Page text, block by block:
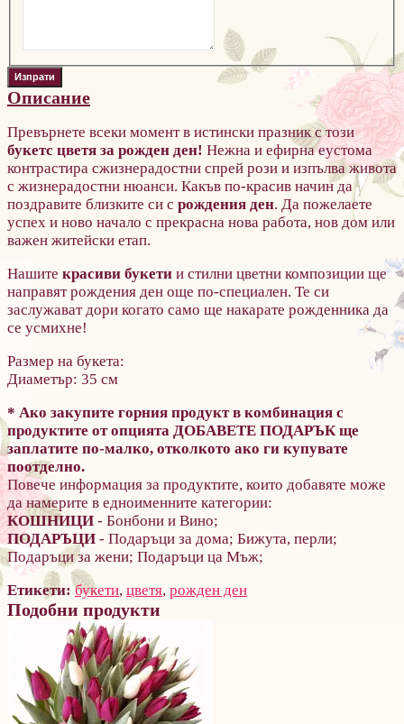
Описание
Превърнете всеки момент в истински празник с този
букетс цветя за рожден ден! Нежна и ефирна еустома
контрастира сжизнерадостни спрей рози и изпълва живота
с жизнерадостни нюанси. Какъв по-красив начин да
поздравите близките си с рождения ден. Да пожелаете
успех и ново начало с прекрасна нова работа, нов дом или
важен житейски етап.
Нашите красиви букети и стилни цветни композиции ще
направят рождения ден още по-специален. Те си
заслужават дори когато само ще накарате рожденника да
се усмихне!
Размер на букета:
Диаметър: 35 см
* Ако закупите горния продукт в комбинация с
продуктите от опцията ДОБАВЕТЕ ПОДАРЪК ще
заплатите по-малко, отколкото ако ги купувате
поотделно.
Повече информация за продуктите, които добавяте може
да намерите в едноименните категории:
КОШНИЦИ - Бонбони и Вино;
ПОДАРЪЦИ - Подаръци за дома; Бижута, перли;
Подаръци за жени; Подаръци ца Мъж;
Етикети: букети, цветя, рожден ден
Подобни продукти